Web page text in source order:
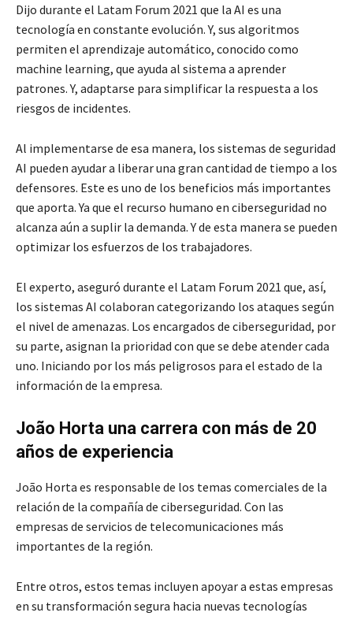
Dijo durante el Latam Forum 2021 que la AI es una
tecnología en constante evolución. Y, sus algoritmos
permiten el aprendizaje automático, conocido como
machine learning, que ayuda al sistema a aprender
patrones. Y, adaptarse para simplificar la respuesta a los
riesgos de incidentes.
Al implementarse de esa manera, los sistemas de seguridad
AI pueden ayudar a liberar una gran cantidad de tiempo a los
defensores. Este es uno de los beneficios más importantes
que aporta. Ya que el recurso humano en ciberseguridad no
alcanza aún a suplir la demanda. Y de esta manera se pueden
optimizar los esfuerzos de los trabajadores.
El experto, aseguró durante el Latam Forum 2021 que, así,
los sistemas AI colaboran categorizando los ataques según
el nivel de amenazas. Los encargados de ciberseguridad, por
su parte, asignan la prioridad con que se debe atender cada
uno. Iniciando por los más peligrosos para el estado de la
información de la empresa.
João Horta una carrera con más de 20
años de experiencia
João Horta es responsable de los temas comerciales de la
relación de la compañía de ciberseguridad. Con las
empresas de servicios de telecomunicaciones más
importantes de la región.
Entre otros, estos temas incluyen apoyar a estas empresas
en su transformación segura hacia nuevas tecnologías